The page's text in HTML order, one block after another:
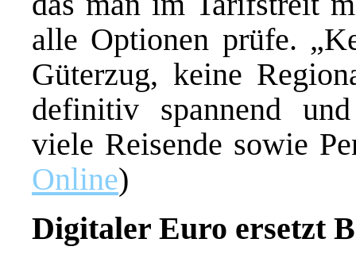
alle Optionen prüfe.
Güterzug, keine
definitiv spannend
viele Reisende sowie
Online)
Digitaler Euro ersetzt